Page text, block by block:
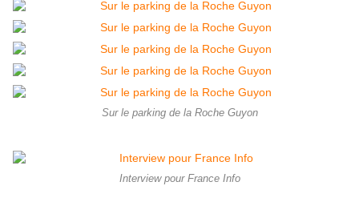
Sur le parking de la Roche Guyon
Interview pour France Info